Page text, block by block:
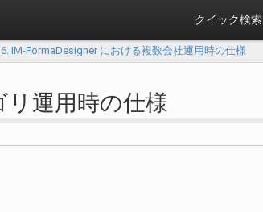
クイック検索
6. IM-FormaDesigner における複数会社運用時の仕様
リ運用時の仕様